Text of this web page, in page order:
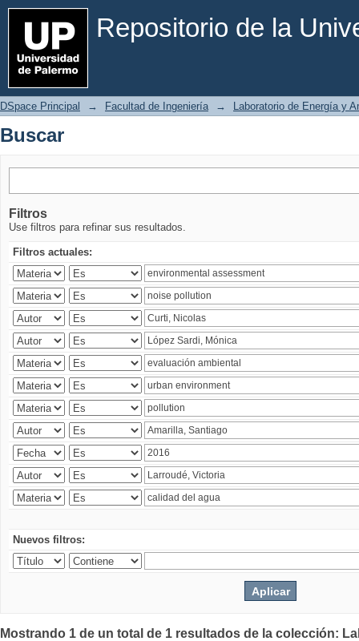
Repositorio de la
Buscar
DSpace Principal → Facultad de Ingeniería → Laboratorio de Energía y
Buscar
Filtros
Use filtros para refinar sus resultados.
Filtros actuales:
Nuevos filtros:
Mostrando 1 de un total de 1 resultados de la colección: